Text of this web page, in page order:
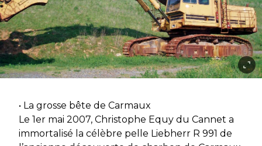
• La grosse bête de Carmaux
Le 1er mai 2007, Christophe Equy du Cannet a
immortalisé la célèbre pelle Liebherr R 991 de